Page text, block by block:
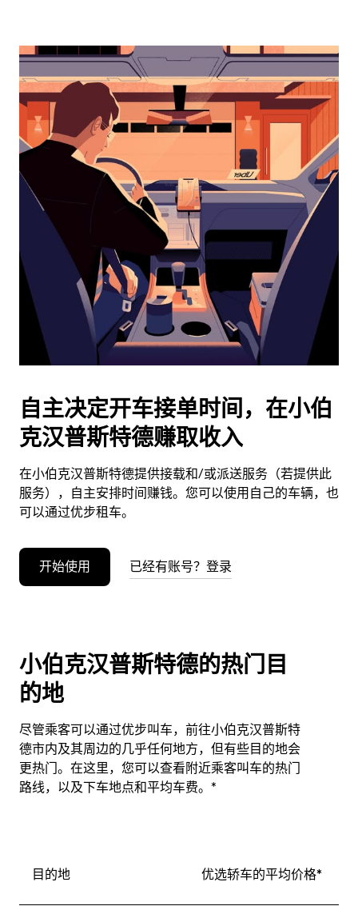
头
浏
日
并
期。
按
退
闭
日
历。
自主决定开车接单时间，在小伯
克汉普斯特德赚取收入
在小伯克汉普斯特德提供接载和/或派送服务（若提供此
服务），自主安排时间赚钱。您可以使用自己的车辆，也
可以通过优步租车。
开始使用 已经有账号？登录
小伯克汉普斯特德的热门目
的地
尽管乘客可以通过优步叫车，前往小伯克汉普斯特
德市内及其周边的几乎任何地方，但有些目的地会
更热门。在这里，您可以查看附近乘客叫车的热门
路线，以及下车地点和平均车费。*
目的地 优选轿车的平均价格*